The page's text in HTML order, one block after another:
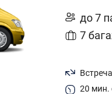
до 7
7
20 мин.